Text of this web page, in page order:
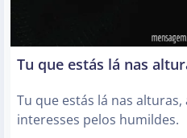
Tu que estás lá nas
Tu que estás lá nas
interesses pelos humildes.